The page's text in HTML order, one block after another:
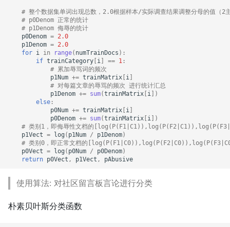
# 整个数据集单词出现总数，2.0根据样本/实际调查结果调整分母的值（2
# p0Denom 正常的统计
# p1Denom 侮辱的统计
p0Denom = 2.0
p1Denom = 2.0
for i in range( numTrainDocs ):
if trainCategory i == 1 :
# 累加辱骂词的频次
p1Num += trainMatrix i
# 对每篇文章的辱骂的频次 进行统计汇总
p1Denom += sum(trainMatrix i ])
else :
p0Num += trainMatrix i
p0Denom += sum(trainMatrix i ])
# 类别1，即侮辱性文档的
p1Vect = log ( p1Num / p1Denom)
# 类别0，即正常文档的
p0Vect = log ( p0Num / p0Denom)
return p0Vect , p1Vect , pAbusive
使用算法: 对社区留言板言论进行分类
朴素贝叶斯分类函数